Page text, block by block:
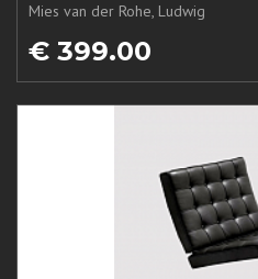
Mies van der Rohe, Ludwig
€ 399.00